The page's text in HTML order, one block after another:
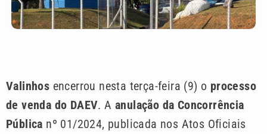
Valinhos encerrou nesta terça-feira (9) o processo
de venda do DAEV. Aanulação da Concorrência
Pública nº 01/2024, publicada nos Atos Oficiais